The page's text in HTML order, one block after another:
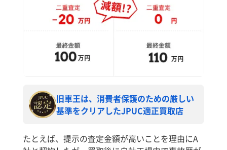
旧車王は、消費者保護のための厳しい
基準をクリアしたJPUC適正買取店
たとえば、提示の査定金額が高いことを理由にA